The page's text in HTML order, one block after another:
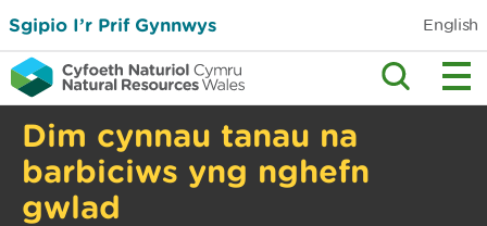
Sgipio I’r Prif Gynnwys English
Dim cynnau tanau na
barbiciws yng nghefn
gwlad